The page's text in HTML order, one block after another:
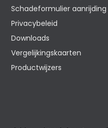
Schadeformulier aanrijding
Privacybeleid
Downloads
Vergelijkingskaarten
Productwijzers